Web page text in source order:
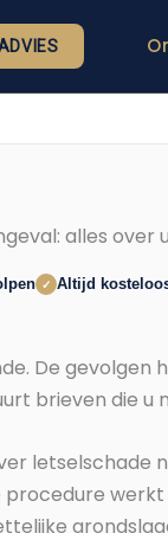
alles
✓ Altijd
De gevolgen
brieven die u
letselschade